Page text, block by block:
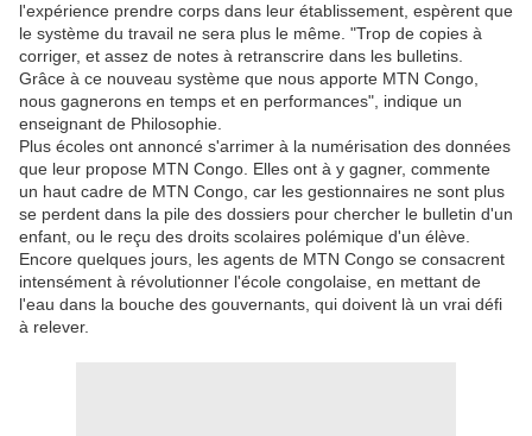
l'expérience prendre corps dans leur établissement, espèrent que
le système du travail ne sera plus le même. "Trop de copies à
corriger, et assez de notes à retranscrire dans les bulletins.
Grâce à ce nouveau système que nous apporte MTN Congo,
nous gagnerons en temps et en performances", indique un
enseignant de Philosophie.
Plus écoles ont annoncé s'arrimer à la numérisation des données
que leur propose MTN Congo. Elles ont à y gagner, commente
un haut cadre de MTN Congo, car les gestionnaires ne sont plus
se perdent dans la pile des dossiers pour chercher le bulletin d'un
enfant, ou le reçu des droits scolaires polémique d'un élève.
Encore quelques jours, les agents de MTN Congo se consacrent
intensément à révolutionner l'école congolaise, en mettant de
l'eau dans la bouche des gouvernants, qui doivent là un vrai défi
à relever.